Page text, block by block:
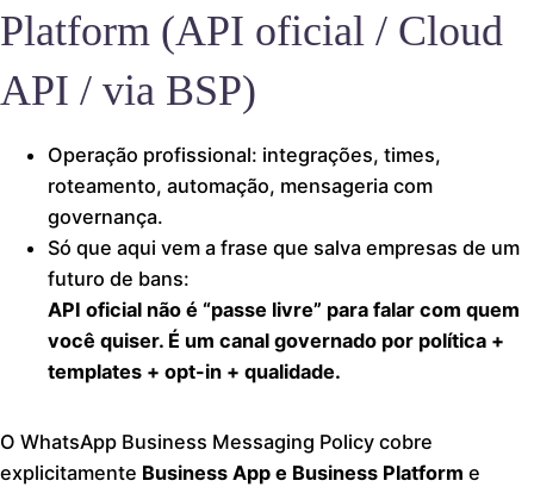
Platform (API oficial / Cloud
API / via BSP)
Operação profissional: integrações, times,
roteamento, automação, mensageria com
governança.
Só que aqui vem a frase que salva empresas de um
futuro de bans:
API oficial não é “passe livre” para falar com quem
você quiser. É um canal governado por política +
templates + opt-in + qualidade.
O WhatsApp Business Messaging Policy cobre
explicitamente Business App e Business Platform e